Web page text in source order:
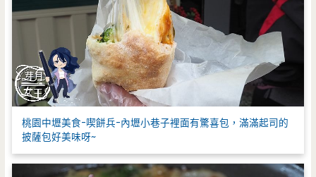
桃園中壢美食-喫餅兵-內壢小巷子裡面有驚喜包，滿滿起司的
披薩包好美味呀~